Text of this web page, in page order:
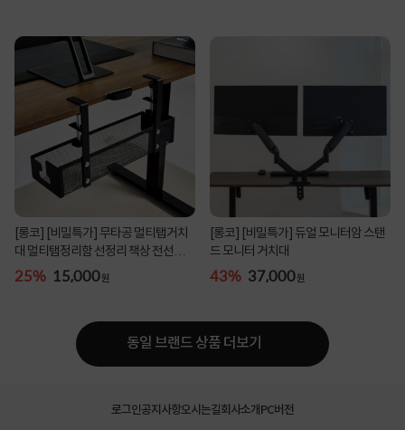
[롱코] [비밀특가] 무타공 멀티탭거치
대 멀티탭정리함 선정리 책상 전선정리
함
25% 15,000원
[롱코] [비밀특가] 듀얼 모니터암 스탠
드 모니터 거치대
43% 37,000원
동일 브랜드 상품 더보기
로그인공지사항오시는길회사소개PC버전